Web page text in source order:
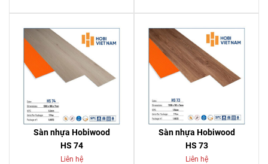
Sàn nhựa Hobiwood
HS 74
Liên hệ
Sàn nhựa Hobiwood
HS 73
Liên hệ